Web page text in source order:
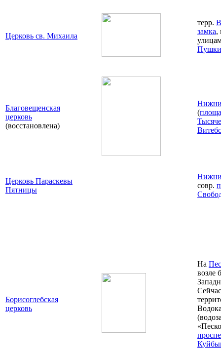
Церковь св. Михаила
терр.
замка,
Благовещенская
церковь
(восстановлена)
(
Церковь Параскевы
Пятницы
совр.
Борисоглебская
церковь
На
возле